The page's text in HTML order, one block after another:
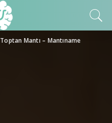
Toptan Mantı – Mantıname